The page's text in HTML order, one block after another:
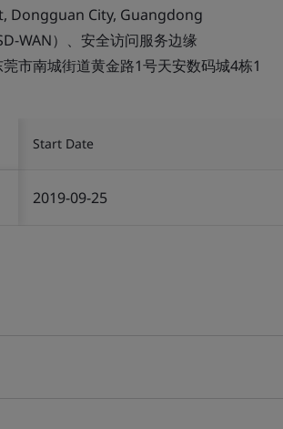
Dongguan City, Guangdong
WAN）、安全访问服务边缘
市南城街道黄金路1号天安数码城4栋1
Start Date
2019-09-25